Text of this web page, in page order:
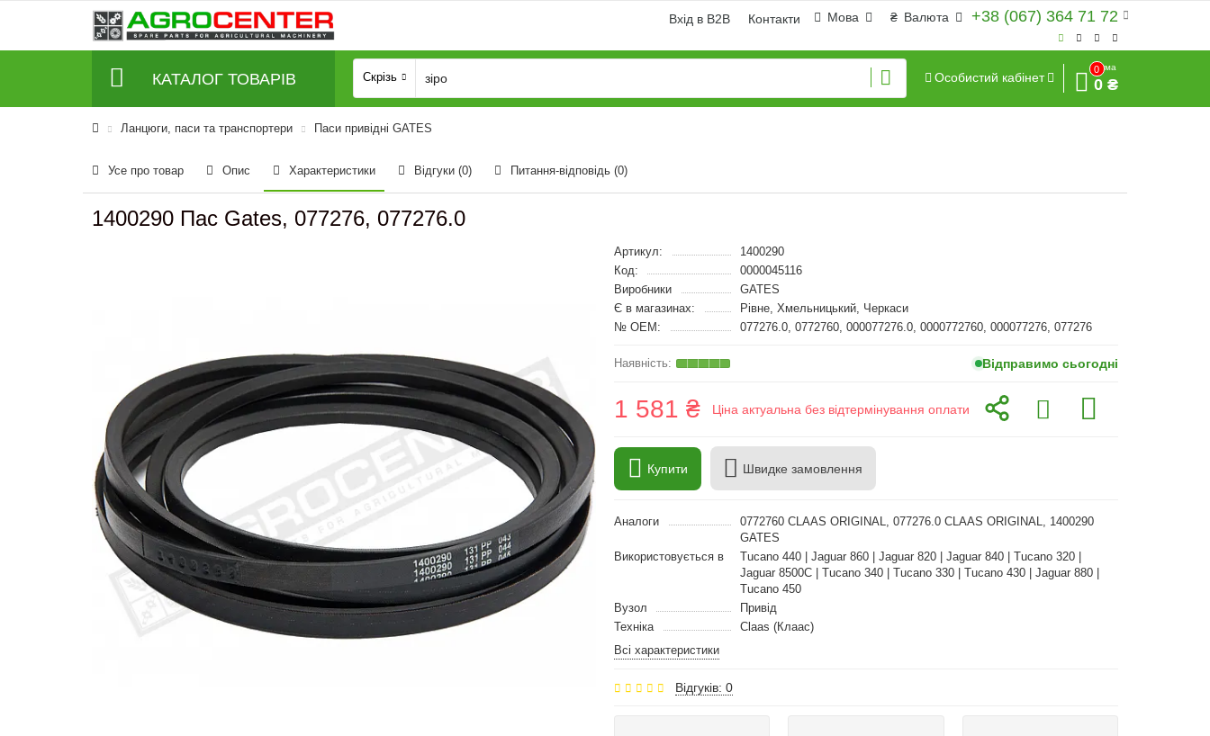
+38 (067) 364 71 72
₴ Валюта
Мова
Вхід в B2B Контакти
КАТАЛОГ ТОВАРІВ Скрізь Особистий кабінет
0
Сума
0 ₴
Ланцюги, паси та транспортери Паси привідні GATES
Усе про товар Опис Характеристики Відгуки (0) Питання-відповідь (0)
1400290 Пас Gates, 077276, 077276.0
Артикул:
1400290
Код:
0000045116
Виробники
GATES
Є в магазинах:
Рівне, Хмельницький, Черкаси
№ OEM:
077276.0, 0772760, 000077276.0, 0000772760, 000077276, 077276
Відправимо сьогодні
1 581 ₴ Ціна актуальна без відтермінування оплати
Купити Швидке замовлення
Аналоги
0772760 CLAAS ORIGINAL, 077276.0 CLAAS ORIGINAL, 1400290
GATES
Використовується в
Tucano 440 | Jaguar 860 | Jaguar 820 | Jaguar 840 | Tucano 320 |
Jaguar 8500C | Tucano 340 | Tucano 330 | Tucano 430 | Jaguar 880 |
Tucano 450
Вузол
Привід
Техніка
Claas (Клаас)
Всі характеристики
Відгуків: 0